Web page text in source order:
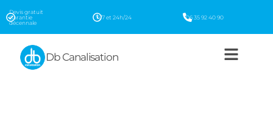
Devis gratuit
Garantie
décennale
7j/7 et 24h/24 06 35 92 40 90
Db Canalisation